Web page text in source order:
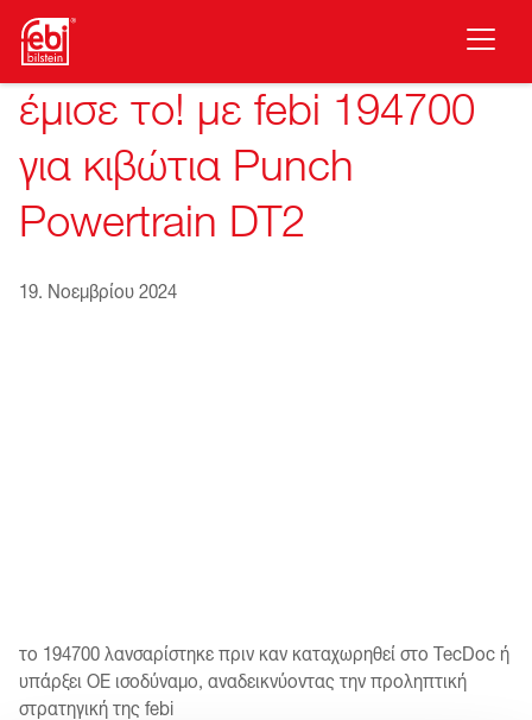
Μετάβαση στο κύριο περιεχόμενο
έμισε το! με febi 194700
για κιβώτια Punch
Powertrain DT2
19. Νοεμβρίου 2024
το 194700 λανσαρίστηκε πριν καν καταχωρηθεί στο TecDoc ή
υπάρξει OE ισοδύναμο, αναδεικνύοντας την προληπτική
στρατηγική της febi